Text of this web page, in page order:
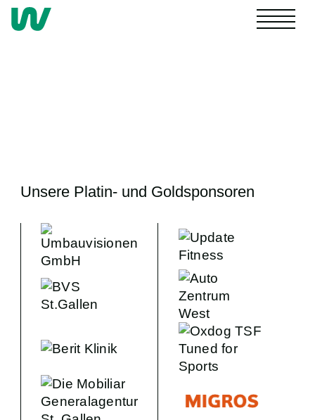
FRAUEN
MÄNNER
BUSINESS
VEREIN
Unsere Platin- und Goldsponsoren